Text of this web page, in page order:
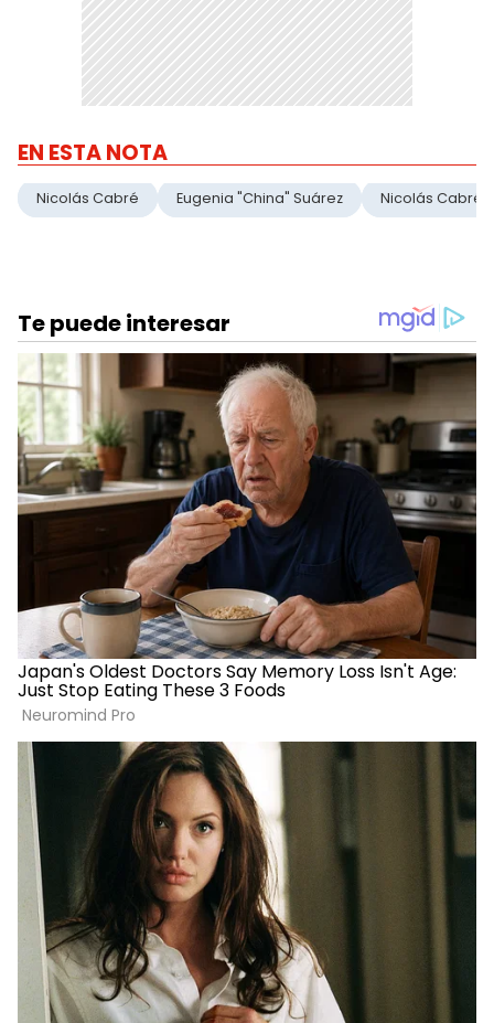
EN ESTA NOTA
Nicolás Cabré Eugenia "China" Suárez Nicolás Cabré